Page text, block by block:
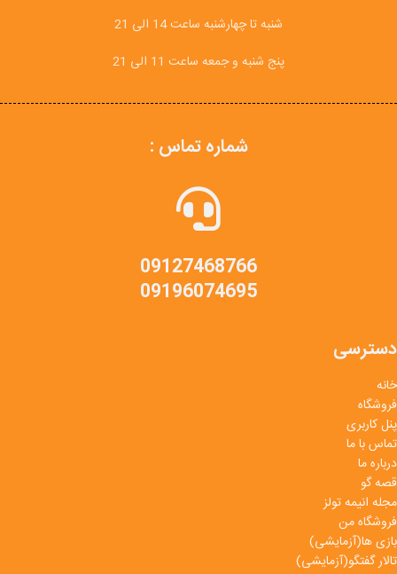
شنبه تا چهارشنبه ساعت 14 الی 21
پنج شنبه و جمعه ساعت 11 الی 21
شماره تماس :
09127468766
09196074695
دسترسی
خانه
فروشگاه
پنل کاربری
تماس با ما
درباره ما
قصه گو
مجله انیمه تولز
فروشگاه من
بازی ها(آزمایشی)
تالار گفتگو(آزمایشی)